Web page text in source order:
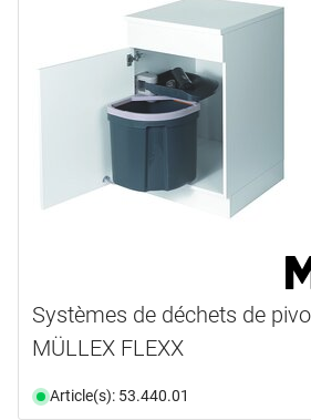
Systèmes de déchets de
MÜLLEX FLEXX
Article(s): 53.440.01